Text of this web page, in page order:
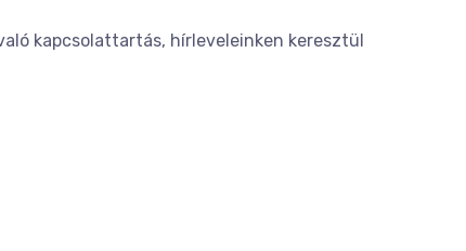
kapcsolattartás, hírleveleinken keresztül